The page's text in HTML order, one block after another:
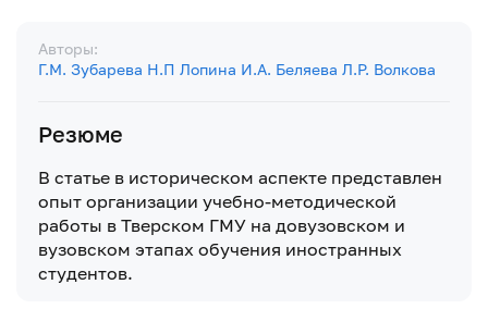
Авторы:
Г.М. Зубарева Н.П Лопина И.А. Беляева Л.Р. Волкова
Резюме
В статье в историческом аспекте представлен
опыт организации учебно-методической
работы в Тверском ГМУ на довузовском и
вузовском этапах обучения иностранных
студентов.